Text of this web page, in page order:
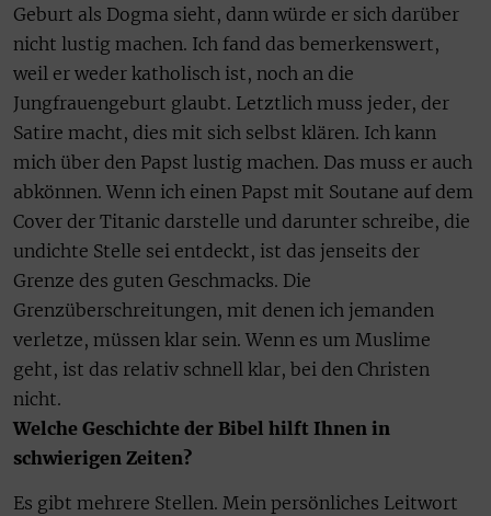
Geburt als Dogma sieht, dann würde er sich darüber
nicht lustig machen. Ich fand das bemerkenswert,
weil er weder katholisch ist, noch an die
Jungfrauengeburt glaubt. Letztlich muss jeder, der
Satire macht, dies mit sich selbst klären. Ich kann
mich über den Papst lustig machen. Das muss er auch
abkönnen. Wenn ich einen Papst mit Soutane auf dem
Cover der Titanic darstelle und darunter schreibe, die
undichte Stelle sei entdeckt, ist das jenseits der
Grenze des guten Geschmacks. Die
Grenzüberschreitungen, mit denen ich jemanden
verletze, müssen klar sein. Wenn es um Muslime
geht, ist das relativ schnell klar, bei den Christen
nicht.
Welche Geschichte der Bibel hilft Ihnen in
schwierigen Zeiten?
Es gibt mehrere Stellen. Mein persönliches Leitwort